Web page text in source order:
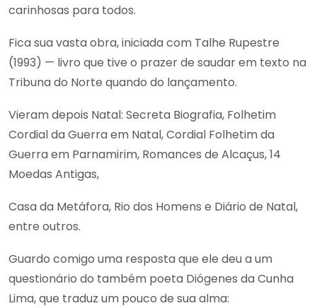
carinhosas para todos.
Fica sua vasta obra, iniciada com Talhe Rupestre
(1993) — livro que tive o prazer de saudar em texto na
Tribuna do Norte quando do lançamento.
Vieram depois Natal: Secreta Biografia, Folhetim
Cordial da Guerra em Natal, Cordial Folhetim da
Guerra em Parnamirim, Romances de Alcaçus, 14
Moedas Antigas,
Casa da Metáfora, Rio dos Homens e Diário de Natal,
entre outros.
Guardo comigo uma resposta que ele deu a um
questionário do também poeta Diógenes da Cunha
Lima, que traduz um pouco de sua alma: